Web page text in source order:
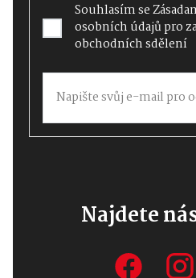
Souhlasím se
osobních údajůpro
obchodních sdělení
Najdete